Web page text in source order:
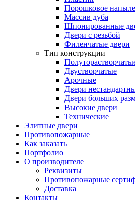
Порошковое
Массив дуба
Шпонированные
Двери с резьбой
Филенчатые двери
Тип конструкции
Двустворчатые
Арочные
Двери
Двери больших
Высокие двери
Технические
Элитные двери
Противопожарные
Как заказать
Портфолио
О производителе
Реквизиты
Противопожарные
Доставка
Контакты